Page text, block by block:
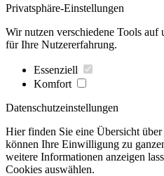
Privatsphäre-Einstellungen
Wir nutzen verschiedene Tools auf
für Ihre Nutzererfahrung.
Essenziell
Komfort
Datenschutzeinstellungen
Hier finden Sie eine Übersicht
können Ihre Einwilligung zu
weitere Informationen anzeigen
Cookies auswählen.